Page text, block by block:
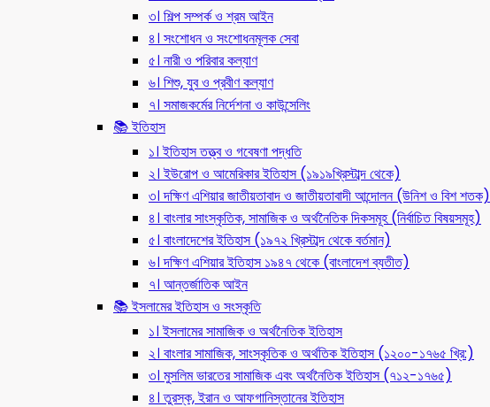
৩। শিল্প সম্পর্ক ও শ্রম আইন
৪। সংশোধন ও সংশোধনমূলক সেবা
৫। নারী ও পরিবার কল্যাণ
৬। শিশু, যুব ও প্রবীণ কল্যাণ
৭। সমাজকর্মের নির্দেশনা ও কাউন্সেলিং
📚 ইতিহাস
১। ইতিহাস তত্ত্ব ও গবেষণা পদ্ধতি
২। ইউরোপ ও আমেরিকার ইতিহাস (১৯১৯খ্রিস্টাব্দ থেকে)
৩। দক্ষিণ এশিয়ার জাতীয়তাবাদ ও জাতীয়তাবাদী আন্দোলন (উনিশ ও বিশ শতক)
৪। বাংলার সাংস্কৃতিক, সামাজিক ও অর্থনৈতিক দিকসমূহ (নির্বাচিত বিষয়সমূহ)
৫। বাংলাদেশের ইতিহাস (১৯৭২ খ্রিস্টাব্দ থেকে বর্তমান)
৬। দক্ষিণ এশিয়ার ইতিহাস ১৯৪৭ থেকে (বাংলাদেশ ব্যতীত)
৭। আন্তর্জাতিক আইন
📚 ইসলামের ইতিহাস ও সংস্কৃতি
১। ইসলামের সামাজিক ও অর্থনৈতিক ইতিহাস
২। বাংলার সামাজিক, সাংস্কৃতিক ও অর্থতিক ইতিহাস (১২০০-১৭৬৫ খ্রি:)
৩। মুসলিম ভারতের সামাজিক এবং অর্থনৈতিক ইতিহাস (৭১২-১৭৬৫)
৪। তুরস্ক, ইরান ও আফগানিস্তানের ইতিহাস